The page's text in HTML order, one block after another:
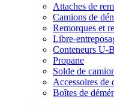
Attaches de
Camions de
Remorques et
Libre-
Conteneurs U-
Propane
Solde de
Accessoires de
Boîtes de